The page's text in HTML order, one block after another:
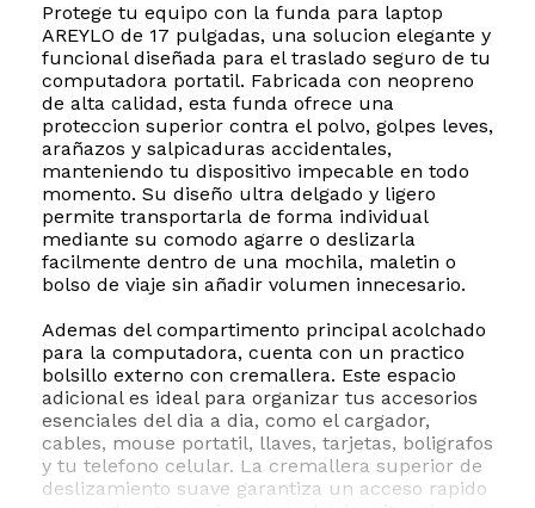
Protege tu equipo con la funda para laptop
AREYLO de 17 pulgadas, una solucion elegante y
funcional diseñada para el traslado seguro de tu
computadora portatil. Fabricada con neopreno
de alta calidad, esta funda ofrece una
proteccion superior contra el polvo, golpes leves,
arañazos y salpicaduras accidentales,
manteniendo tu dispositivo impecable en todo
momento. Su diseño ultra delgado y ligero
permite transportarla de forma individual
mediante su comodo agarre o deslizarla
facilmente dentro de una mochila, maletin o
bolso de viaje sin añadir volumen innecesario.
Ademas del compartimento principal acolchado
para la computadora, cuenta con un practico
bolsillo externo con cremallera. Este espacio
adicional es ideal para organizar tus accesorios
esenciales del dia a dia, como el cargador,
cables, mouse portatil, llaves, tarjetas, boligrafos
y tu telefono celular. La cremallera superior de
deslizamiento suave garantiza un acceso rapido